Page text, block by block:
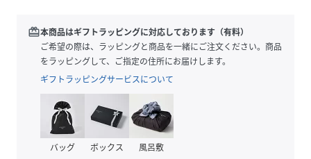
象に。冷房対策や日よけとしても活躍し、デイリーに取り入
れやすい軽やかな羽織りアイテムです。
【2026 Spring/Summer】【26SS】
※この商品は、素材の特性上、肌の敏感な方は刺激を感じる
場合があります。
※水や汗、摩擦(特に湿った状態での)などにより、色落ちや
redeem本商品はギフトラッピングに対応しております（有料）
ご希望の際は、ラッピングと商品を一緒にご注文ください。商品
をラッピングして、ご指定の住所にお届けします。
ギフトラッピングサービスについて
バッグ ボックス 風呂敷